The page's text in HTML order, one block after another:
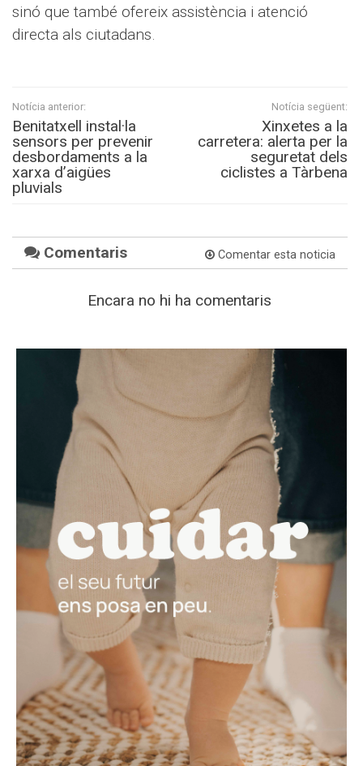
sinó que també ofereix assistència i atenció
directa als ciutadans.
Notícia anterior:
Benitatxell instal·la
sensors per prevenir
desbordaments a la
xarxa d’aigües
pluvials
Notícia següent:
Xinxetes a la
carretera: alerta per la
seguretat dels
ciclistes a Tàrbena
Comentaris Comentar esta noticia
Encara no hi ha comentaris